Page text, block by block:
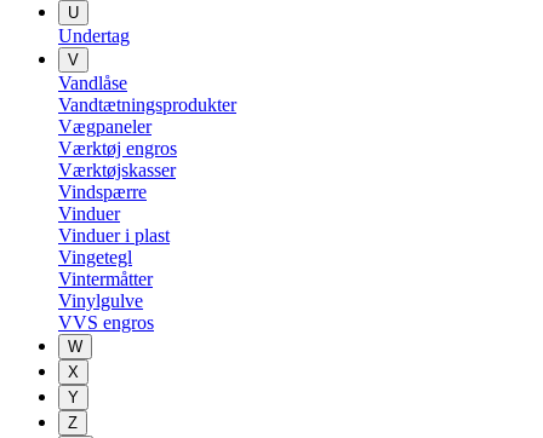
U
Undertag
V
Vandlåse
Vandtætningsprodukter
Vægpaneler
Værktøj engros
Værktøjskasser
Vindspærre
Vinduer
Vinduer i plast
Vingetegl
Vintermåtter
Vinylgulve
VVS engros
W
X
Y
Z